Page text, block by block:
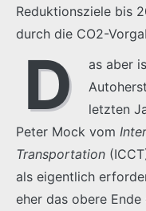
Reduktionsziele bis
durch die CO2-
D
as aber
letzten
Peter Mock vom
Transportation
als eigentlich
eher das obere